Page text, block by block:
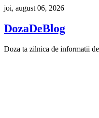
Skip
content
joi, august 06, 2026
DozaDeBlog
Doza ta zilnica de informatii